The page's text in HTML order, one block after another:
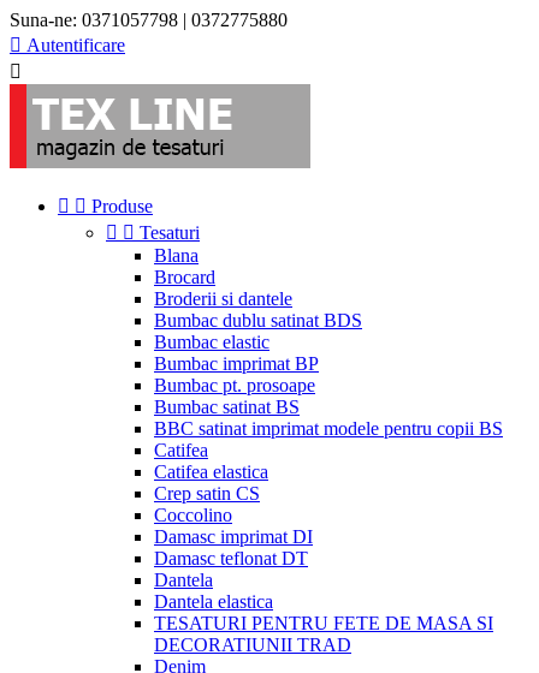
Suna-ne: 0371057798 | 0372775880
 Autentificare

  Produse
  Tesaturi
Blana
Brocard
Broderii si dantele
Bumbac dublu satinat BDS
Bumbac elastic
Bumbac imprimat BP
Bumbac pt. prosoape
Bumbac satinat BS
BBC satinat imprimat modele pentru copii BS
Catifea
Catifea elastica
Crep satin CS
Coccolino
Damasc imprimat DI
Damasc teflonat DT
Dantela
Dantela elastica
TESATURI PENTRU FETE DE MASA SI
DECORATIUNII TRAD
Denim